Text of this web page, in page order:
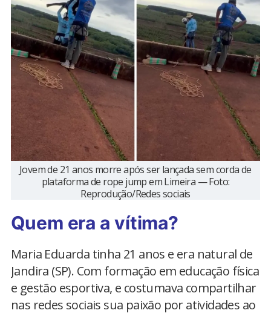
Jovem de 21 anos morre após ser lançada sem corda de
plataforma de rope jump em Limeira — Foto:
Reprodução/Redes sociais
Quem era a vítima?
Maria Eduarda tinha 21 anos e era natural de
Jandira (SP). Com formação em educação física
e gestão esportiva, e costumava compartilhar
nas redes sociais sua paixão por atividades ao